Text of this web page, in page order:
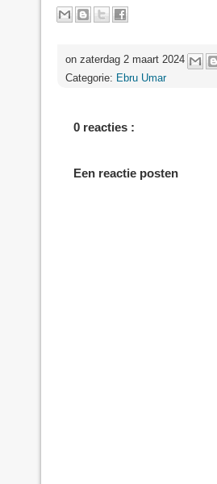
on zaterdag 2 maart 2024
Categorie: Ebru Umar
0 reacties :
Een reactie posten